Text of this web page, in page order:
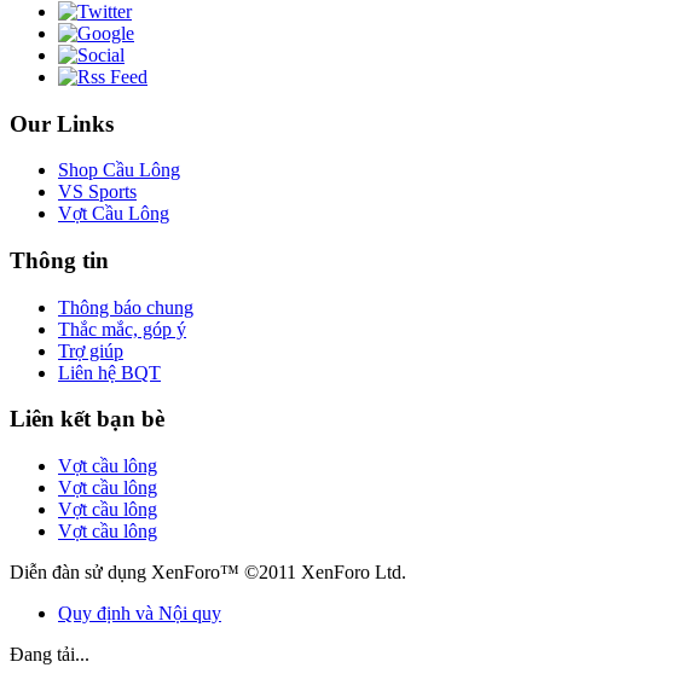
Our Links
Shop Cầu Lông
VS Sports
Vợt Cầu Lông
Thông tin
Thông báo chung
Thắc mắc, góp ý
Trợ giúp
Liên hệ BQT
Liên kết bạn bè
Vợt cầu lông
Vợt cầu lông
Vợt cầu lông
Vợt cầu lông
Diễn đàn sử dụng XenForo™ ©2011 XenForo Ltd.
Quy định và Nội quy
Đang tải...